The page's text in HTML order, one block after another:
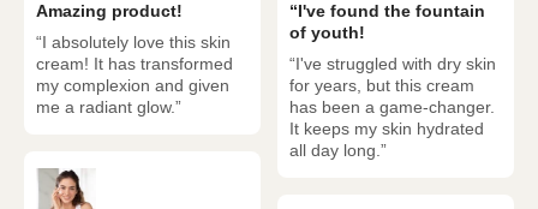
“I've found the fountain
of youth!
“I've struggled with dry skin
for years, but this cream
has been a game-changer.
It keeps my skin hydrated
all day long.”
Amazing product!
“I absolutely love this skin
cream! It has transformed
my complexion and given
me a radiant glow.”